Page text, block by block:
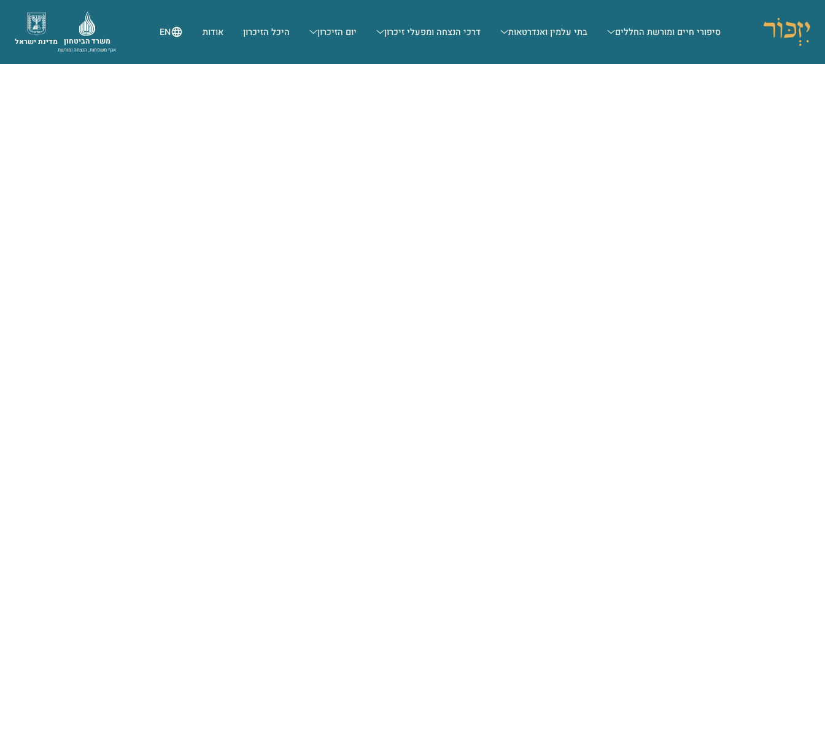
סיפורי חיים ומורשת החללים בתי עלמין ואנדרטאות דרכי הנצחה ומפעלי זיכרון יום הזיכרון היכל הזיכרון אודות EN
מדינת ישראל משרד הביטחון
אגף משפחות, הנצחה ומורשת